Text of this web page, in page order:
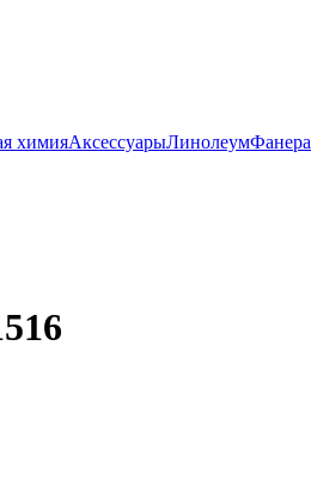
химияАксессуарыЛинолеумФанера